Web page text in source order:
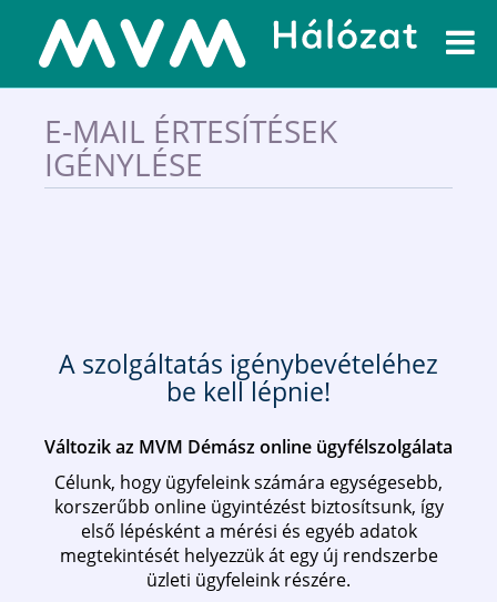
E-MAIL ÉRTESÍTÉSEK
IGÉNYLÉSE
A szolgáltatás igénybevételéhez
be kell lépnie!
Változik az MVM Démász online ügyfélszolgálata
Célunk, hogy ügyfeleink számára egységesebb,
korszerűbb online ügyintézést biztosítsunk, így
első lépésként a mérési és egyéb adatok
megtekintését helyezzük át egy új rendszerbe
üzleti ügyfeleink részére.